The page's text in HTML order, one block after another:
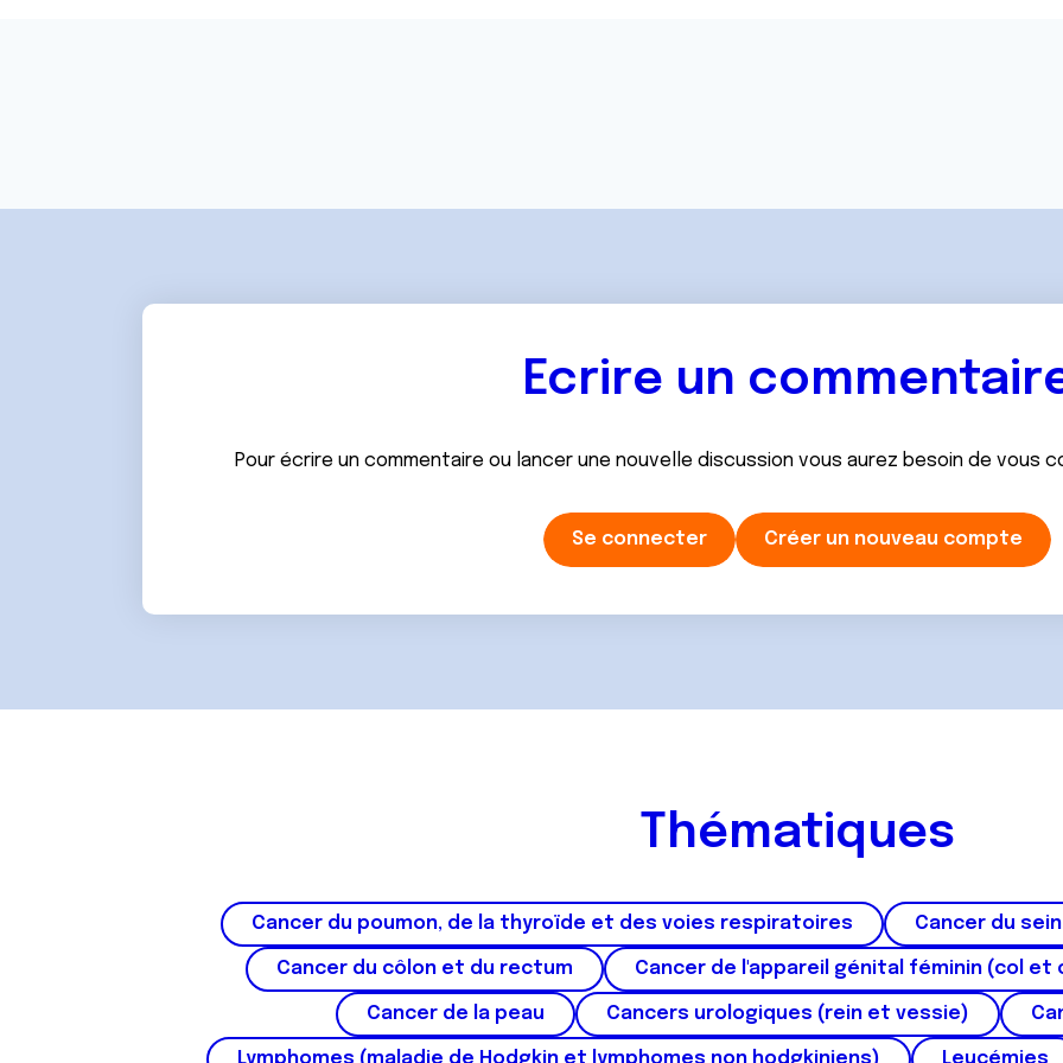
Ecrire un
Pour écrire un commentaire ou lancer une nouvelle discussion vous aurez besoin de vous
Se connecter Créer un nouveau compte
Thématiques
Cancer du poumon, de la thyroïde et des voies respiratoires Cancer du sein
Cancer du côlon et du rectum Cancer de l'appareil génital féminin (col
Cancer de la peau Cancers urologiques (rein et vessie)
Lymphomes (maladie de Hodgkin et lymphomes non hodgkiniens) Leucémies